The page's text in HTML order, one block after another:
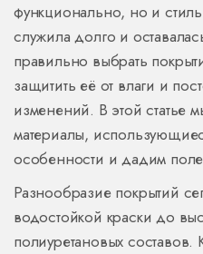
функционально, но и
служила долго и
правильно выбрать
защитить её от влаги и
изменений. В этой статье
материалы,
особенности и дадим
Разнообразие покрытий
водостойкой краски до
полиуретановых